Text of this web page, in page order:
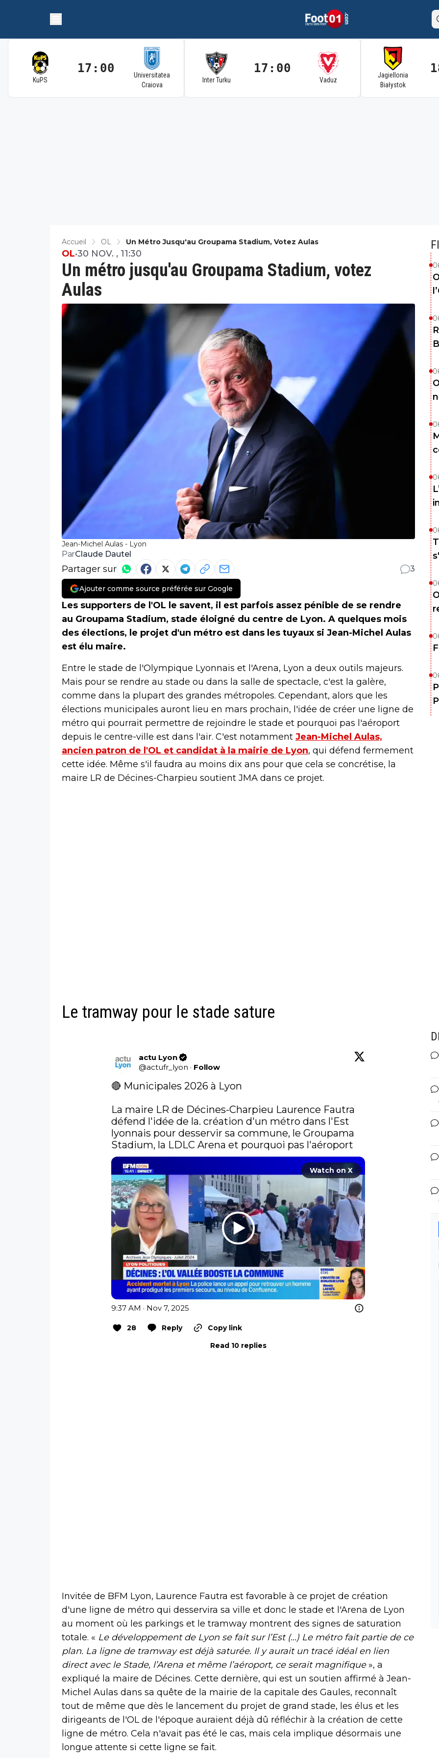
KuPS
17:00
Universitatea
Craiova
Inter Turku
17:00
Vaduz
Jagiellonia
Białystok
Accueil OL Un Métro Jusqu'au Groupama Stadium, Votez Aulas
Jean-Michel Aulas - Lyon
Un métro jusqu'au Groupama Stadium, votez
Aulas
OL•30 NOV. , 11:30
ParClaude Dautel
Partager sur 3
Ajouter comme source préférée sur Google
Les supporters de l'OL le savent, il est parfois assez pénible de se rendre
au Groupama Stadium, stade éloigné du centre de Lyon. A quelques mois
des élections, le projet d'un métro est dans les tuyaux si Jean-Michel Aulas
est élu maire.
Entre le stade de l'Olympique Lyonnais et l'Arena, Lyon a deux outils majeurs.
Mais pour se rendre au stade ou dans la salle de spectacle, c'est la galère,
comme dans la plupart des grandes métropoles. Cependant, alors que les
élections municipales auront lieu en mars prochain, l'idée de créer une ligne de
métro qui pourrait permettre de rejoindre le stade et pourquoi pas l'aéroport
depuis le centre-ville est dans l'air. C'est notamment Jean-Michel Aulas,
ancien patron de l'OL et candidat à la mairie de Lyon, qui défend fermement
cette idée. Même s'il faudra au moins dix ans pour que cela se concrétise, la
maire LR de Décines-Charpieu soutient JMA dans ce projet.
Le tramway pour le stade sature
actu Lyon
@actufr_lyon · Follow
🔴 Municipales 2026 à Lyon
La maire LR de Décines-Charpieu Laurence Fautra
défend l'idée de la. création d'un métro dans l'Est
lyonnais pour desservir sa commune, le Groupama
Stadium, la LDLC Arena et pourquoi pas l'aéroport
Watch on X
9:37 AM · Nov 7, 2025
28 Reply
Copy link
Read 10 replies
Invitée de BFM Lyon, Laurence Fautra est favorable à ce projet de création
d'une ligne de métro qui desservira sa ville et donc le stade et l'Arena de Lyon
au moment où les parkings et le tramway montrent des signes de saturation
totale. « Le développement de Lyon se fait sur l’Est (...) Le métro fait partie de ce
plan. La ligne de tramway est déjà saturée. Il y aurait un tracé idéal en lien
direct avec le Stade, l’Arena et même l’aéroport, ce serait magnifique», a
expliqué la maire de Décines. Cette dernière, qui est un soutien affirmé à Jean-
Michel Aulas dans sa quête de la mairie de la capitale des Gaules, reconnaît
tout de même que dès le lancement du projet de grand stade, les élus et les
dirigeants de l'OL de l'époque auraient déjà dû réfléchir à la création de cette
ligne de métro. Cela n'avait pas été le cas, mais cela implique désormais une
longue attente si cette ligne se fait.